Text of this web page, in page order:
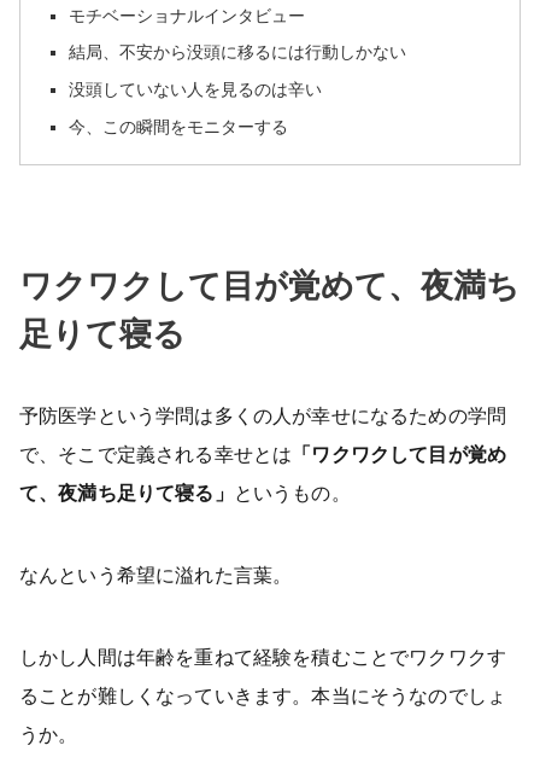
モチベーショナルインタビュー
結局、不安から没頭に移るには行動しかない
没頭していない人を見るのは辛い
今、この瞬間をモニターする
ワクワクして目が覚めて、夜満ち
足りて寝る
予防医学という学問は多くの人が幸せになるための学問
で、そこで定義される幸せとは 「ワクワクして目が覚め
て、夜満ち足りて寝る」 というもの。
なんという希望に溢れた言葉。
しかし人間は年齢を重ねて経験を積むことでワクワクす
ることが難しくなっていきます。本当にそうなのでしょ
うか。